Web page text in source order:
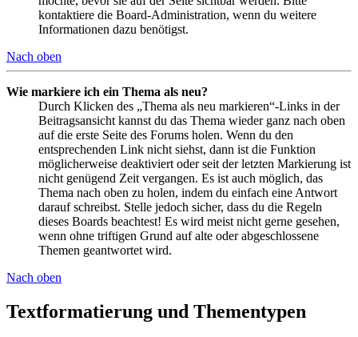
kontaktiere die Board-Administration, wenn du weitere
Informationen dazu benötigst.
Nach oben
Wie markiere ich ein Thema als neu?
Durch Klicken des „Thema als neu markieren“-Links in der
Beitragsansicht kannst du das Thema wieder ganz nach oben
auf die erste Seite des Forums holen. Wenn du den
entsprechenden Link nicht siehst, dann ist die Funktion
möglicherweise deaktiviert oder seit der letzten Markierung ist
nicht genügend Zeit vergangen. Es ist auch möglich, das
Thema nach oben zu holen, indem du einfach eine Antwort
darauf schreibst. Stelle jedoch sicher, dass du die Regeln
dieses Boards beachtest! Es wird meist nicht gerne gesehen,
wenn ohne triftigen Grund auf alte oder abgeschlossene
Themen geantwortet wird.
Nach oben
Textformatierung und Thementypen